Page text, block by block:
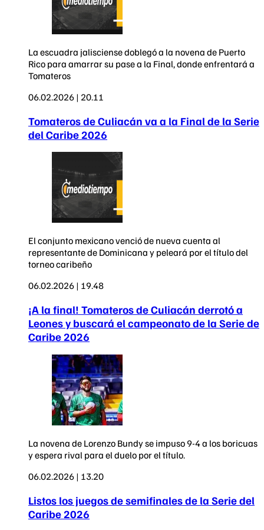
La escuadra jalisciense doblegó a la novena de Puerto
Rico para amarrar su pase a la Final, donde enfrentará a
Tomateros
06.02.2026 | 20.11
Tomateros de Culiacán va a la Final de la Serie
del Caribe 2026
El conjunto mexicano venció de nueva cuenta al
representante de Dominicana y peleará por el título del
torneo caribeño
06.02.2026 | 19.48
¡A la final! Tomateros de Culiacán derrotó a
Leones y buscará el campeonato de la Serie de
Caribe 2026
La novena de Lorenzo Bundy se impuso 9-4 a los boricuas
y espera rival para el duelo por el título.
06.02.2026 | 13.20
Listos los juegos de semifinales de la Serie del
Caribe 2026